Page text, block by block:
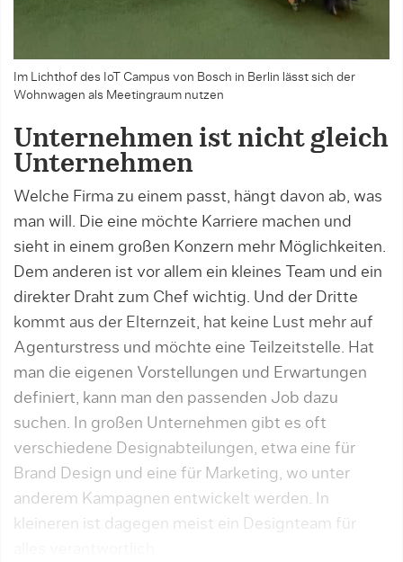
Im Lichthof des IoT Campus von Bosch in Berlin lässt sich der
Wohnwagen als Meetingraum nutzen
Unternehmen ist nicht gleich
Unternehmen
Welche Firma zu einem passt, hängt davon ab, was
man will. Die eine möchte Karriere machen und
sieht in einem großen Konzern mehr Möglichkei­ten.
Dem anderen ist vor allem ein kleines Team und ein
direk­ter Draht zum Chef wichtig. Und der Dritte
kommt aus der Elternzeit, hat keine Lust mehr auf
Agenturstress und möchte eine Teilzeitstelle. Hat
man die eigenen Vorstellungen und Erwartungen
definiert, kann man den passenden Job dazu
suchen. In gro­ßen Unterneh­men gibt es oft
verschiedene Design­abteilungen, etwa eine für
Brand Design und eine für Marketing, wo unter
anderem Kampagnen entwickelt werden. In
kleineren ist dagegen meist ein Designteam für